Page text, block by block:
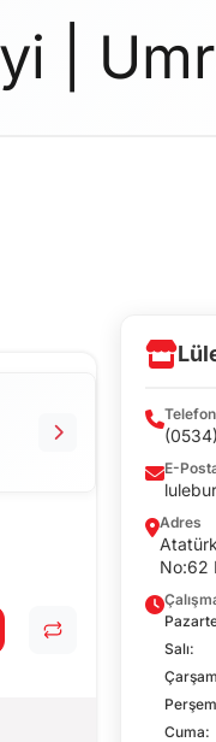
|
Telefon
E-
Adres
No:62
Salı:
Cuma: